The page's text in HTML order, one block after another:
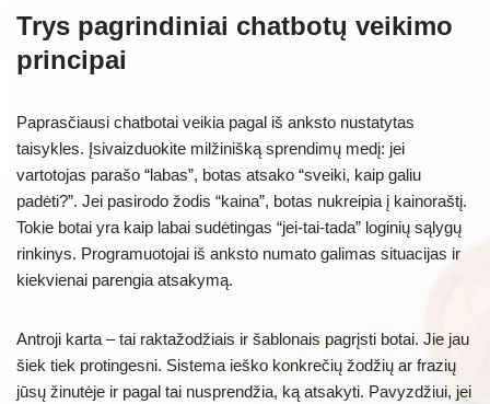
Trys pagrindiniai chatbotų veikimo
principai
Paprasčiausi chatbotai veikia pagal iš anksto nustatytas
taisykles. Įsivaizduokite milžinišką sprendimų medį: jei
vartotojas parašo “labas”, botas atsako “sveiki, kaip galiu
padėti?”. Jei pasirodo žodis “kaina”, botas nukreipia į kainoraštį.
Tokie botai yra kaip labai sudėtingas “jei-tai-tada” loginių sąlygų
rinkinys. Programuotojai iš anksto numato galimas situacijas ir
kiekvienai parengia atsakymą.
Antroji karta – tai raktažodžiais ir šablonais pagrįsti botai. Jie jau
šiek tiek protingesni. Sistema ieško konkrečių žodžių ar frazių
jūsų žinutėje ir pagal tai nusprendžia, ką atsakyti. Pavyzdžiui, jei